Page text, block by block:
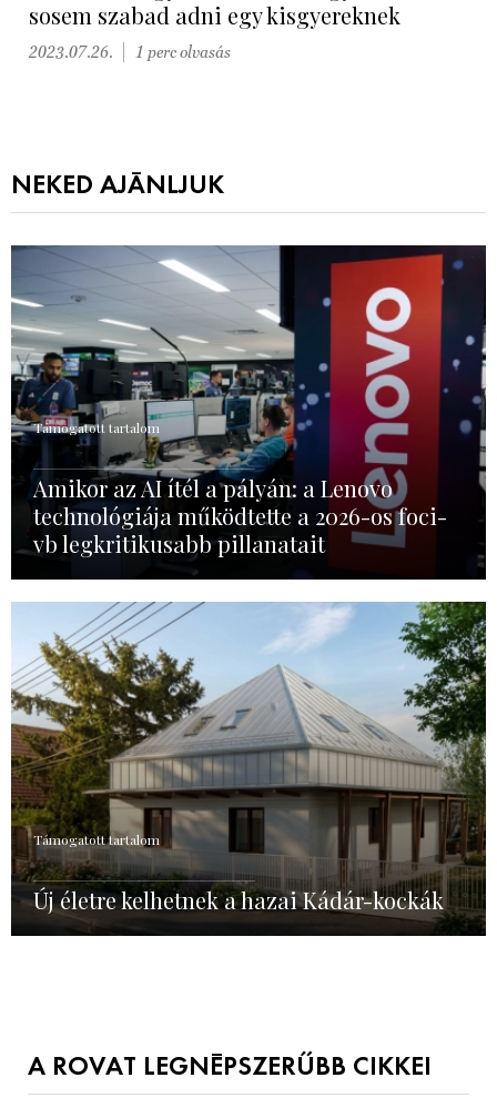
sosem szabad adni egy kisgyereknek
2023.07.26. 1 perc olvasás
NEKED AJÁNLJUK
Támogatott tartalom
Amikor az AI ítél a pályán: a Lenovo
technológiája működtette a 2026-os foci-
vb legkritikusabb pillanatait
Támogatott tartalom
Új életre kelhetnek a hazai Kádár-kockák
A ROVAT LEGNÉPSZERŰBB CIKKEI